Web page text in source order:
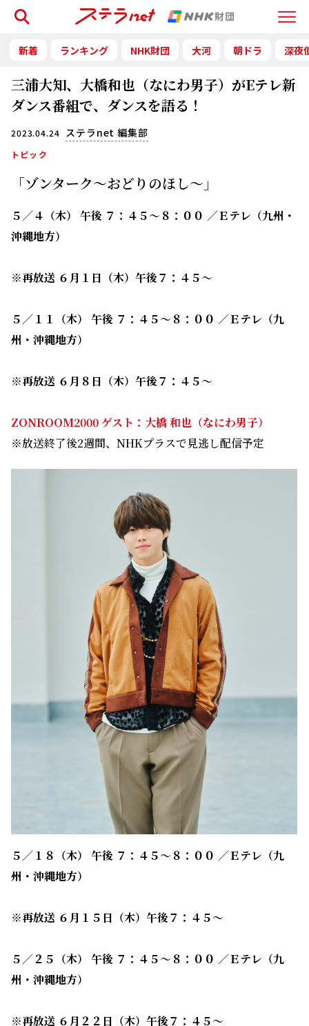
Menu
検索
新着 ランキング NHK財団 大河 朝ドラ 深夜
三浦大知、大橋和也（なにわ男子）がEテレ新
ダンス番組で、ダンスを語る！
2023.04.24 ステラnet 編集部
トピック
「ゾンターク～おどりのほし～」
５／４（木） 午後 ７：４５～８：００ ／Ｅテレ（九州・
沖縄地方）
※再放送 ６月１日（木）午後７：４５～
５／１１（木） 午後 ７：４５～８：００ ／Ｅテレ（九
州・沖縄地方）
※再放送 ６月８日（木）午後７：４５～
ZONROOM2000 ゲスト：大橋 和也（なにわ男子）
※放送終了後2週間、NHKプラスで見逃し配信予定
５／１８（木） 午後 ７：４５～８：００ ／Ｅテレ（九
州・沖縄地方）
※再放送 ６月１５日（木）午後７：４５～
５／２５（木） 午後 ７：４５～８：００ ／Ｅテレ（九
州・沖縄地方）
※再放送 ６月２２日（木）午後７：４５～